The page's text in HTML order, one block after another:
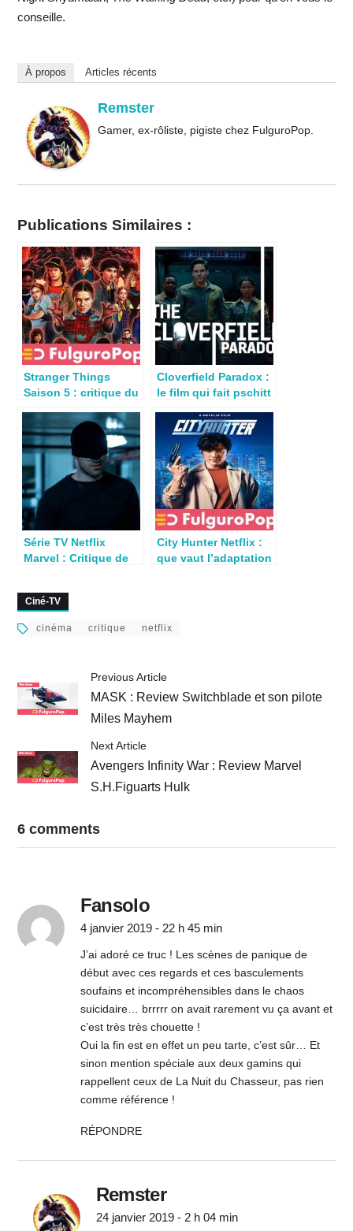
conseille.
À propos Articles récents
Remster
Gamer, ex-rôliste, pigiste chez FulguroPop.
Publications Similaires :
Stranger Things
Saison 5 : critique du
6 & 7
Cloverfield Paradox :
le film qui fait pschitt
Série TV Netflix
Marvel : Critique de
City Hunter Netflix :
que vaut l’adaptation
Ciné-TV
cinéma critique netflix
Previous Article
MASK : Review Switchblade et son pilote
Miles Mayhem
Next Article
Avengers Infinity War : Review Marvel
S.H.Figuarts Hulk
6 comments
Fansolo
4 janvier 2019 - 22 h 45 min
J’ai adoré ce truc ! Les scènes de panique de
début avec ces regards et ces basculements
soufains et incompréhensibles dans le chaos
suicidaire… brrrrr on avait rarement vu ça avant et
c’est très très chouette !
Oui la fin est en effet un peu tarte, c’est sûr… Et
sinon mention spéciale aux deux gamins qui
rappellent ceux de La Nuit du Chasseur, pas rien
comme référence !
RÉPONDRE
Remster
24 janvier 2019 - 2 h 04 min